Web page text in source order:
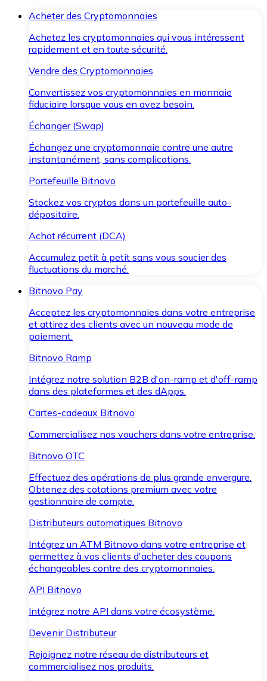
Acheter des Cryptomonnaies
Achetez les cryptomonnaies qui vous intéressent
rapidement et en toute sécurité.
Vendre des Cryptomonnaies
Convertissez vos cryptomonnaies en monnaie
fiduciaire lorsque vous en avez besoin.
Échanger (Swap)
Échangez une cryptomonnaie contre une autre
instantanément, sans complications.
Portefeuille Bitnovo
Stockez vos cryptos dans un portefeuille auto-
dépositaire.
Achat récurrent (DCA)
Accumulez petit à petit sans vous soucier des
fluctuations du marché.
Bitnovo Pay
Acceptez les cryptomonnaies dans votre entreprise
et attirez des clients avec un nouveau mode de
paiement.
Bitnovo Ramp
Intégrez notre solution B2B d'on-ramp et d'off-ramp
dans des plateformes et des dApps.
Cartes-cadeaux Bitnovo
Commercialisez nos vouchers dans votre entreprise.
Bitnovo OTC
Effectuez des opérations de plus grande envergure.
Obtenez des cotations premium avec votre
gestionnaire de compte.
Distributeurs automatiques Bitnovo
Intégrez un ATM Bitnovo dans votre entreprise et
permettez à vos clients d'acheter des coupons
échangeables contre des cryptomonnaies.
API Bitnovo
Intégrez notre API dans votre écosystème.
Devenir Distributeur
Rejoignez notre réseau de distributeurs et
commercialisez nos produits.